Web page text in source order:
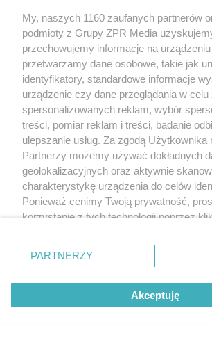
My, naszych 1160 zaufanych partnerów
podmioty z Grupy ZPR Media
przechowujemy informacje na
przetwarzamy dane osobowe, takie jak
identyfikatory, standardowe informacje
urządzenie czy dane przeglądania w celu
spersonalizowanych reklam, wybór
treści, pomiar reklam i treści, badanie
ulepszanie usług. Za zgodą Użytkownika
Partnerzy możemy używać dokładnych
geolokalizacyjnych oraz aktywnie
charakterystykę urządzenia do celów
Ponieważ cenimy Twoją prywatność,
korzystanie z tych technologii poprzez
zmienić/wycofać klikając przycisk
znajdujący się w lewym dolnym rogu
rodzaje przetwarzania danych nie
użytkownika, ale masz prawo sprzeciwić
przetwarzaniu. Preferencje będą miały
PARTNERZY
Akceptuję